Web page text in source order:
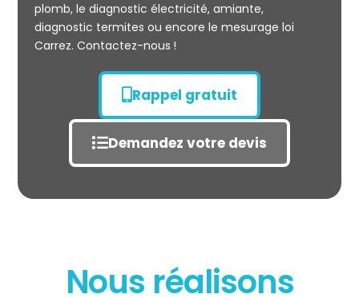
plomb, le diagnostic électricité, amiante,
diagnostic termites ou encore le mesurage loi
Carrez. Contactez-nous !
Rappel gratuit
Demandez votre devis
Nous réalisons